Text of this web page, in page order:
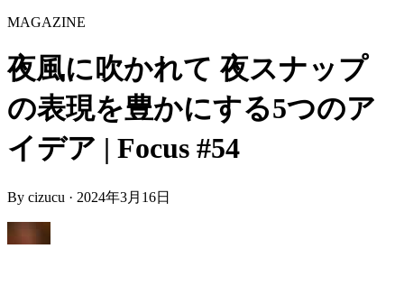
MAGAZINE
夜風に吹かれて 夜スナップ
の表現を豊かにする5つのア
イデア | Focus #54
By cizucu · 2024年3月16日